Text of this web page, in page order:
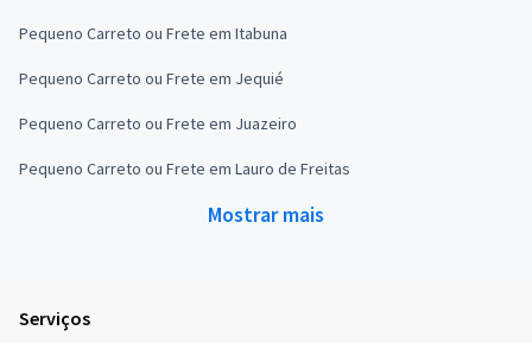
Pequeno Carreto ou Frete em Itabuna
Pequeno Carreto ou Frete em Jequié
Pequeno Carreto ou Frete em Juazeiro
Pequeno Carreto ou Frete em Lauro de Freitas
Mostrar mais
Serviços